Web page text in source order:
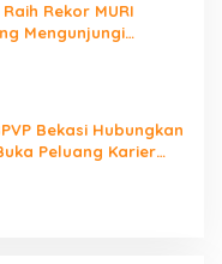
Rekor MURI
Mengunjungi
Bekasi Hubungkan
Peluang Karier